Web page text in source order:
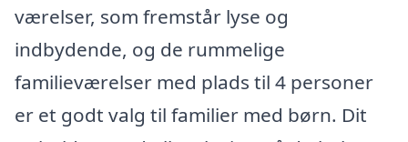
værelser, som fremstår lyse og
indbydende, og de rummelige
familieværelser med plads til 4 personer
er et godt valg til familier med børn. Dit